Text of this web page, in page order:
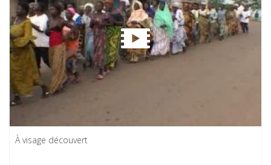
À visage découvert